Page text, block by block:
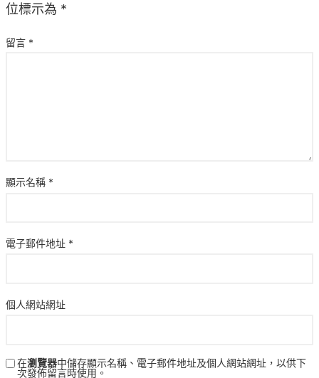
位標示為 *
留言 *
顯示名稱 *
電子郵件地址 *
個人網站網址
在瀏覽器中儲存顯示名稱、電子郵件地址及個人網站網址，以供下
次發佈留言時使用。